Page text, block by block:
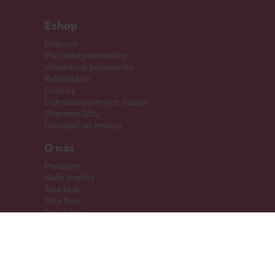
Eshop
Doprava
Platobné podmienky
Všeobecné podmienky
Reklamácie
Cookies
Ochrana osobných údajov
Overenie účtu
Odstúpiť od zmluvy
O nás
Predajne
Naše značky
Teta klub
Teta foto
Teta káva